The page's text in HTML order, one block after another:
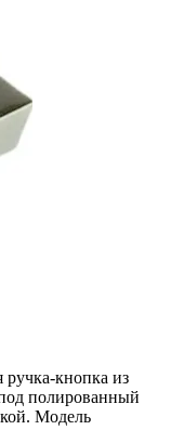
кнопка из
полированный
Модель